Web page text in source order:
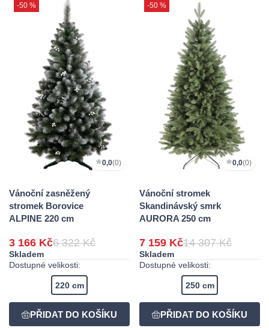
-50 %
0,0(0)
Vánoční zasněžený
stromek Borovice
ALPINE 220 cm
3 166 Kč6 322 Kč
Skladem
Dostupné velikosti:
220 cm
-50 %
0,0(0)
Vánoční stromek
Skandinávský smrk
AURORA 250 cm
7 159 Kč14 307 Kč
Skladem
Dostupné velikosti:
250 cm